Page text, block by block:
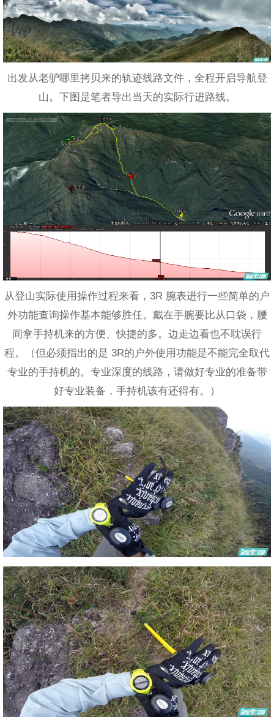
出发从老驴哪里拷贝来的轨迹线路文件，全程开启导航登
山。下图是笔者导出当天的实际行进路线。
从登山实际使用操作过程来看，3R 腕表进行一些简单的户
外功能查询操作基本能够胜任。戴在手腕要比从口袋，腰
间拿手持机来的方便、快捷的多。边走边看也不耽误行
程。（但必须指出的是 3R的户外使用功能是不能完全取代
专业的手持机的。专业深度的线路，请做好专业的准备带
好专业装备，手持机该有还得有。）